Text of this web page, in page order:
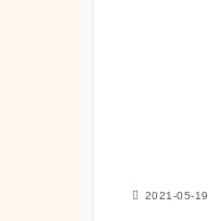
2021-05-19